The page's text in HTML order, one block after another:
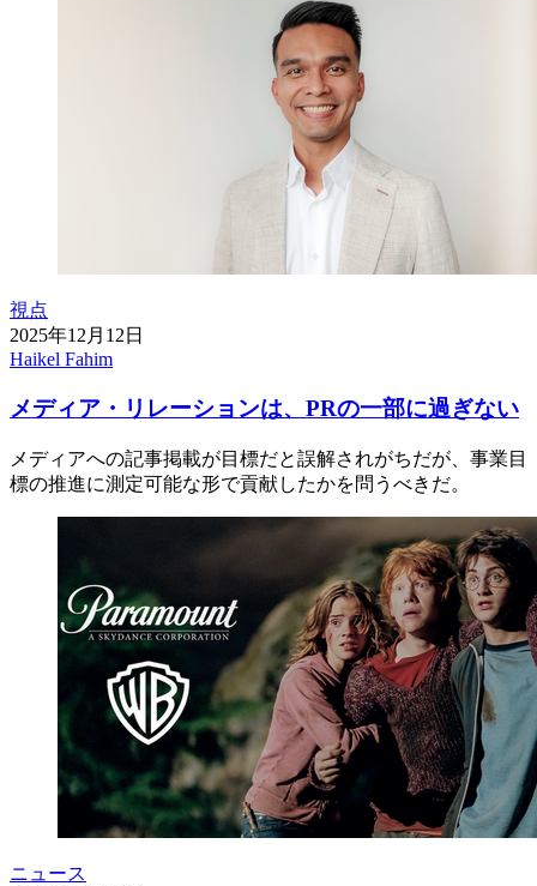
視点
2025年12月12日
Haikel Fahim
メディア・リレーションは、PRの一部に過ぎない
メディアへの記事掲載が目標だと誤解されがちだが、事業目
標の推進に測定可能な形で貢献したかを問うべきだ。
ニュース